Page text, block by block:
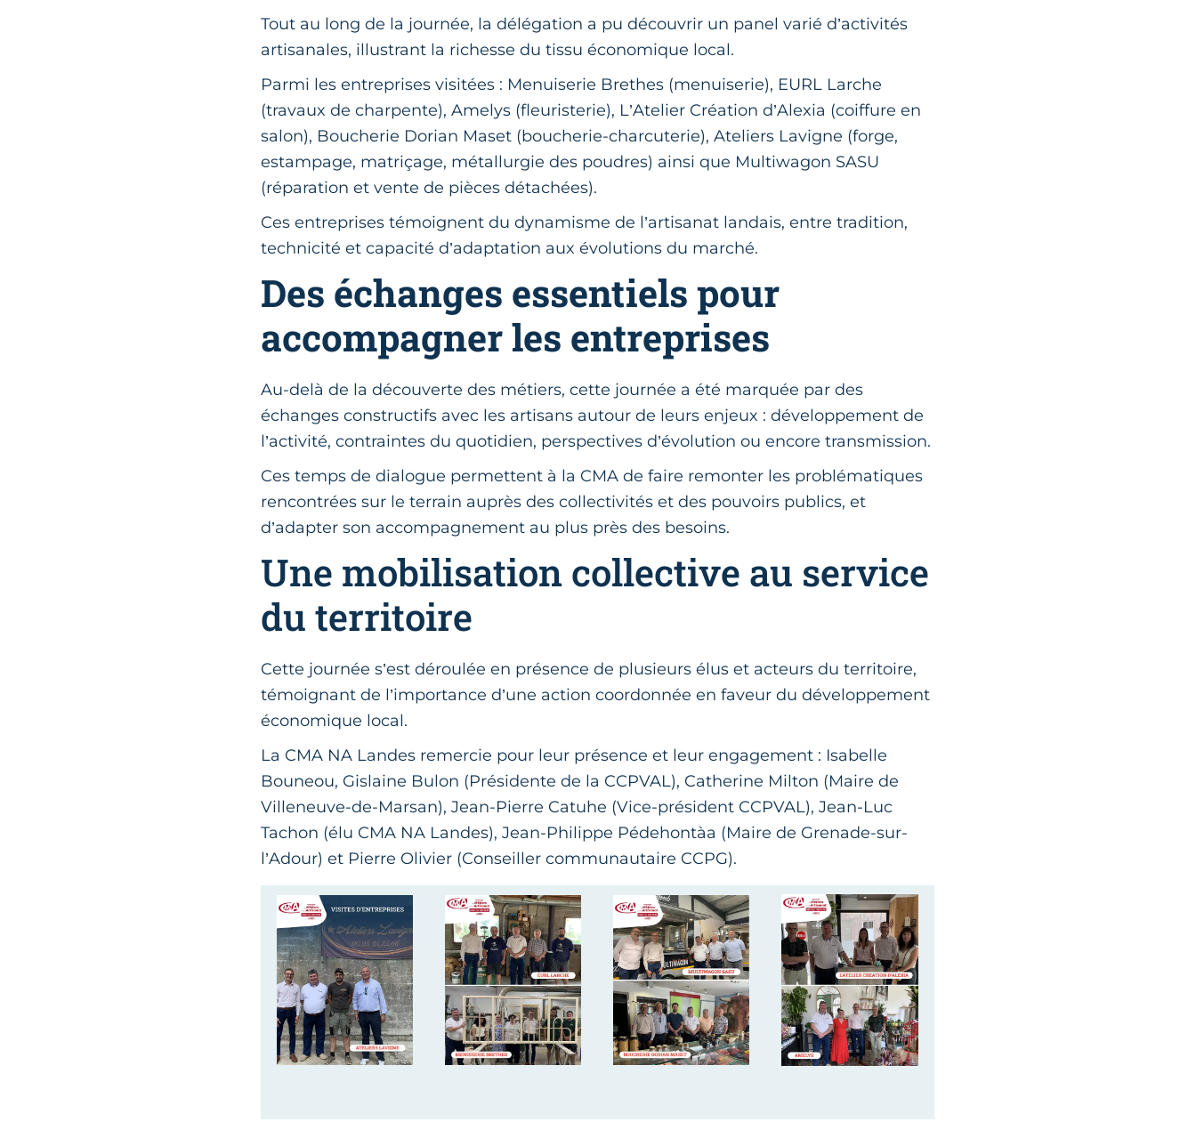
Tout au long de la journée, la délégation a pu découvrir un panel varié d’activités
artisanales, illustrant la richesse du tissu économique local.
Parmi les entreprises visitées : Menuiserie Brethes (menuiserie), EURL Larche
(travaux de charpente), Amelys (fleuristerie), L’Atelier Création d’Alexia (coiffure en
salon), Boucherie Dorian Maset (boucherie-charcuterie), Ateliers Lavigne (forge,
estampage, matriçage, métallurgie des poudres) ainsi que Multiwagon SASU
(réparation et vente de pièces détachées).
Ces entreprises témoignent du dynamisme de l’artisanat landais, entre tradition,
technicité et capacité d’adaptation aux évolutions du marché.
Des échanges essentiels pour
accompagner les entreprises
Au-delà de la découverte des métiers, cette journée a été marquée par des
échanges constructifs avec les artisans autour de leurs enjeux : développement de
l’activité, contraintes du quotidien, perspectives d’évolution ou encore transmission.
Ces temps de dialogue permettent à la CMA de faire remonter les problématiques
rencontrées sur le terrain auprès des collectivités et des pouvoirs publics, et
d’adapter son accompagnement au plus près des besoins.
Une mobilisation collective au service
du territoire
Cette journée s’est déroulée en présence de plusieurs élus et acteurs du territoire,
témoignant de l’importance d’une action coordonnée en faveur du développement
économique local.
La CMA NA Landes remercie pour leur présence et leur engagement : Isabelle
Bouneou, Gislaine Bulon (Présidente de la CCPVAL), Catherine Milton (Maire de
Villeneuve-de-Marsan), Jean-Pierre Catuhe (Vice-président CCPVAL), Jean-Luc
Tachon (élu CMA NA Landes), Jean-Philippe Pédehontàa (Maire de Grenade-sur-
l’Adour) et Pierre Olivier (Conseiller communautaire CCPG).